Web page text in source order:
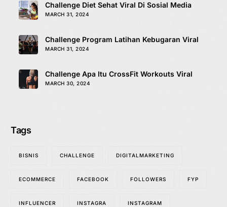
Challenge Diet Sehat Viral Di Sosial Media
MARCH 31, 2024
Challenge Program Latihan Kebugaran Viral
MARCH 31, 2024
Challenge Apa Itu CrossFit Workouts Viral
MARCH 30, 2024
Tags
BISNIS CHALLENGE DIGITALMARKETING
ECOMMERCE FACEBOOK FOLLOWERS FYP
INFLUENCER INSTAGRA INSTAGRAM